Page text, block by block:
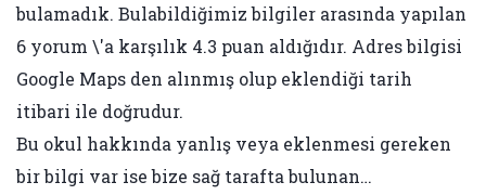
bulamadık. Bulabildiğimiz bilgiler arasında yapılan
6 yorum \'a karşılık 4.3 puan aldığıdır. Adres bilgisi
Google Maps den alınmış olup eklendiği tarih
itibari ile doğrudur.
Bu okul hakkında yanlış veya eklenmesi gereken
bir bilgi var ise bize sağ tarafta bulunan…